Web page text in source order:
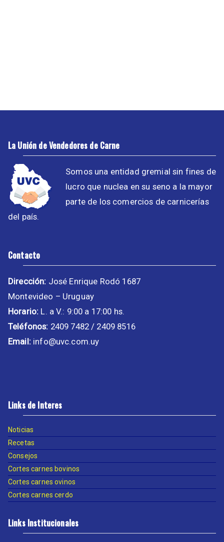
La Unión de Vendedores de Carne
Somos una entidad gremial sin fines de
lucro que nuclea en su seno a la mayor
parte de los comercios de carnicerías
del país.
Contacto
Dirección: José Enrique Rodó 1687
Montevideo – Uruguay
Horario: L. a V.: 9:00 a 17:00 hs.
Teléfonos: 2409 7482 / 2409 8516
Email:info@uvc.com.uy
Links de Interes
Noticias
Recetas
Consejos
Cortes carnes bovinos
Cortes carnes ovinos
Cortes carnes cerdo
Links Institucionales